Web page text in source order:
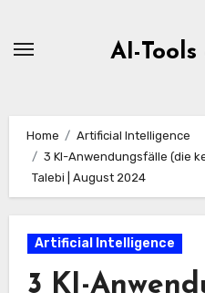
AI-Tools
Home
Artificial Intelligence
3 KI-Anwendungsfälle (die
Talebi | August 2024
Artificial Intelligence
3 KI-